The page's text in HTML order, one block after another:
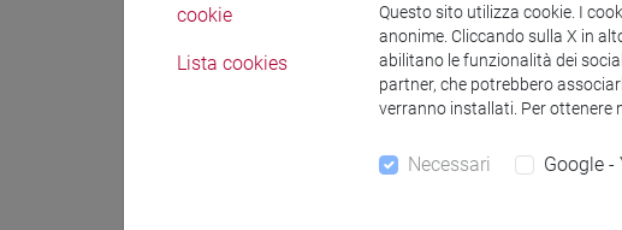
Docenti e corsi di
cookie
Lista cookies
Questo sito utilizza cookie. I
anonime. Cliccando sulla X in
abilitano le funzionalità dei
partner, che potrebbero
verranno installati. Per ottenere
Necessari Google -